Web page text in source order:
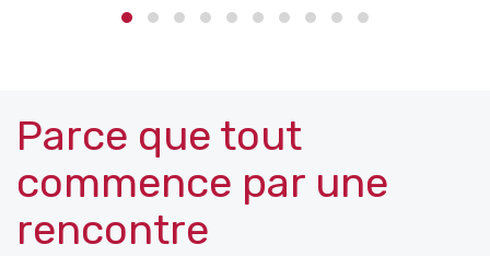
Parce que tout
commence par une
rencontre